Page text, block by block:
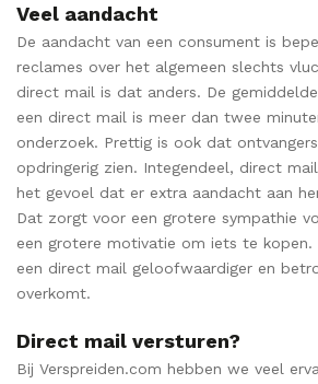
Veel aandacht
De aandacht van een consument is
reclames over het algemeen slechts
direct mail is dat anders. De
een direct mail is meer dan twee
onderzoek. Prettig is ook dat
opdringerig zien. Integendeel, direct
het gevoel dat er extra aandacht aan
Dat zorgt voor een grotere sympathie
een grotere motivatie om iets te
een direct mail geloofwaardiger en
overkomt.
Direct mail versturen?
Bij Verspreiden.com hebben we veel